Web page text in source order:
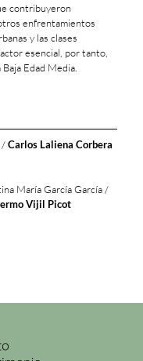
contribuyeron
enfrentamientos
y las clases
esencial, por tanto,
Edad Media.
/Carlos Laliena Corbera
María García García /
Vijil Picot